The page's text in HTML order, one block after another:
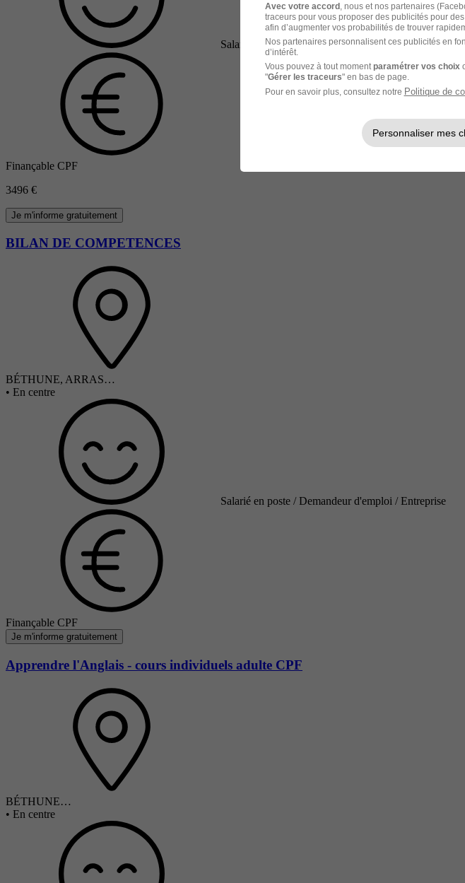
Salarié en poste / Demandeur d'emploi / Entreprise
Finançable CPF
3496 €
Je m'informe gratuitement
BILAN DE COMPETENCES
BÉTHUNE, ARRAS…
• En centre
Salarié en poste / Demandeur d'emploi / Entreprise
Finançable CPF
Je m'informe gratuitement
Apprendre l'Anglais - cours individuels adulte CPF
BÉTHUNE…
• En centre
Avec votre accord, nous et nos partenaires
traceurs pour vous proposer des publicités pour
afin d’augmenter vos probabilités de trouver
Nos partenaires personnalisent ces publicités en
d’intérêt.
Vous pouvez à tout moment paramétrer vos choix
"Gérer les traceurs" en bas de page.
Pour en savoir plus, consultez notre Politique de
Personnaliser mes